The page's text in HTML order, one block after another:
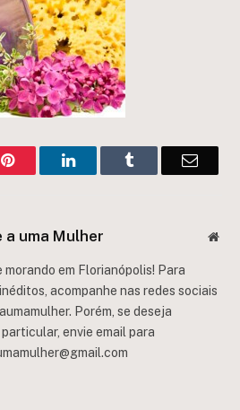
Pinterest LinkedInTumblr Email
a uma Mulher
em Florianópolis! Para
acompanhe nas redes sociais
Porém, se deseja
envie email para